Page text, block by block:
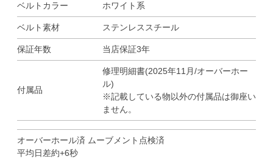
ベルトカラー ホワイト系
ベルト素材 ステンレススチール
保証年数 当店保証3年
付属品
修理明細書(2025年11月/オーバーホー
ル)
※記載している物以外の付属品は御座い
ません。
オーバーホール済 ムーブメント点検済
平均日差約+6秒